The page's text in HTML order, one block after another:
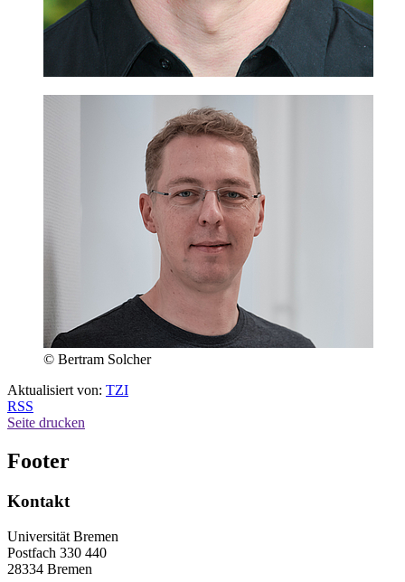
© Bertram Solcher
Aktualisiert von: TZI
RSS
Seite drucken
Footer
Kontakt
Universität Bremen
Postfach 330 440
28334 Bremen